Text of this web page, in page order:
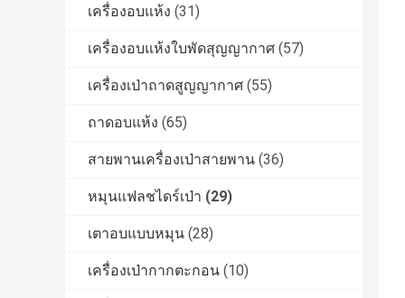
เครื่องอบแห้ง (31)
เครื่องอบแห้งใบพัดสุญญากาศ (57)
เครื่องเป่าถาดสูญญากาศ (55)
ถาดอบแห้ง (65)
สายพานเครื่องเป่าสายพาน (36)
หมุนแฟลชไดร์เป่า (29)
เตาอบแบบหมุน (28)
เครื่องเป่ากากตะกอน (10)